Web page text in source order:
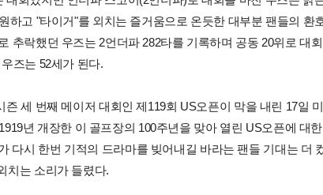
하고 "타이거"를 외치는 즐거움으로 온듯한 대부분 팬들의 환
추락했던 우즈는 2언더파 282타를 기록하며 공동 20위로 대
즈는 52세가 된다.
즌 세 번째 메이저 대회인 제119회 US오픈이 막을 내린 17일
년 개장한 이 골프장의 100주년을 맞아 열린 US오픈에 대
다시 한번 기적의 드라마를 빚어내길 바라는 팬들 기대는 더
치는 소리가 들렸다.